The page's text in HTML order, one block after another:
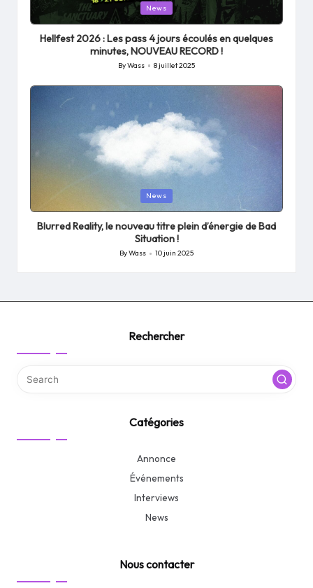
Posted
in
News
Hellfest 2026 : Les pass 4 jours écoulés en quelques
minutes, NOUVEAU RECORD !
Posted
by
ByWass 8 juillet 2025
in
News
Blurred Reality, le nouveau titre plein d’énergie de Bad
Situation !
Posted
ByWass 10 juin 2025
Rechercher
Catégories
Annonce
Événements
Interviews
News
Nous contacter